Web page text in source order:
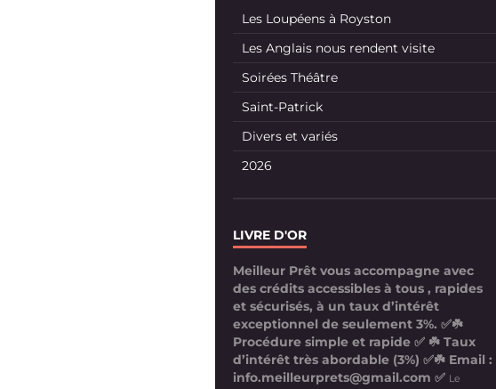
Les Loupéens à Royston
Les Anglais nous rendent visite
Soirées Théâtre
Saint-Patrick
Divers et variés
2026
LIVRE D'OR
Meilleur Prêt vous accompagne avec
des crédits accessibles à tous , rapides
et sécurisés, à un taux d’intérêt
exceptionnel de seulement 3%. ✅☘️
Procédure simple et rapide ✅ ☘️ Taux
d’intérêt très abordable (3%) ✅☘️ Email :
info.meilleurprets@gmail.com ✅ Le